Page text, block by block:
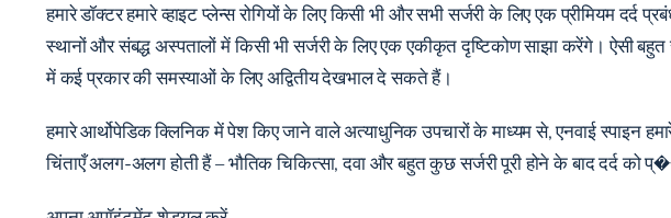
हमारे डॉक्टर हमारे व्हाइट प्लेन्स रोगियों के लिए किसी भी और सभी सर्जरी के लिए एक प्रीमियम
स्थानों और संबद्ध अस्पतालों में किसी भी सर्जरी के लिए एक एकीकृत दृष्टिकोण साझा करेंगे। ऐसी
में कई प्रकार की समस्याओं के लिए अद्वितीय देखभाल दे सकते हैं।
हमारे आर्थोपेडिक क्लिनिक में पेश किए जाने वाले अत्याधुनिक उपचारों के माध्यम से, एनवाई
चिंताएँ अलग-अलग होती हैं – भौतिक चिकित्सा, दवा और बहुत कुछ सर्जरी पूरी होने के बाद दर्द